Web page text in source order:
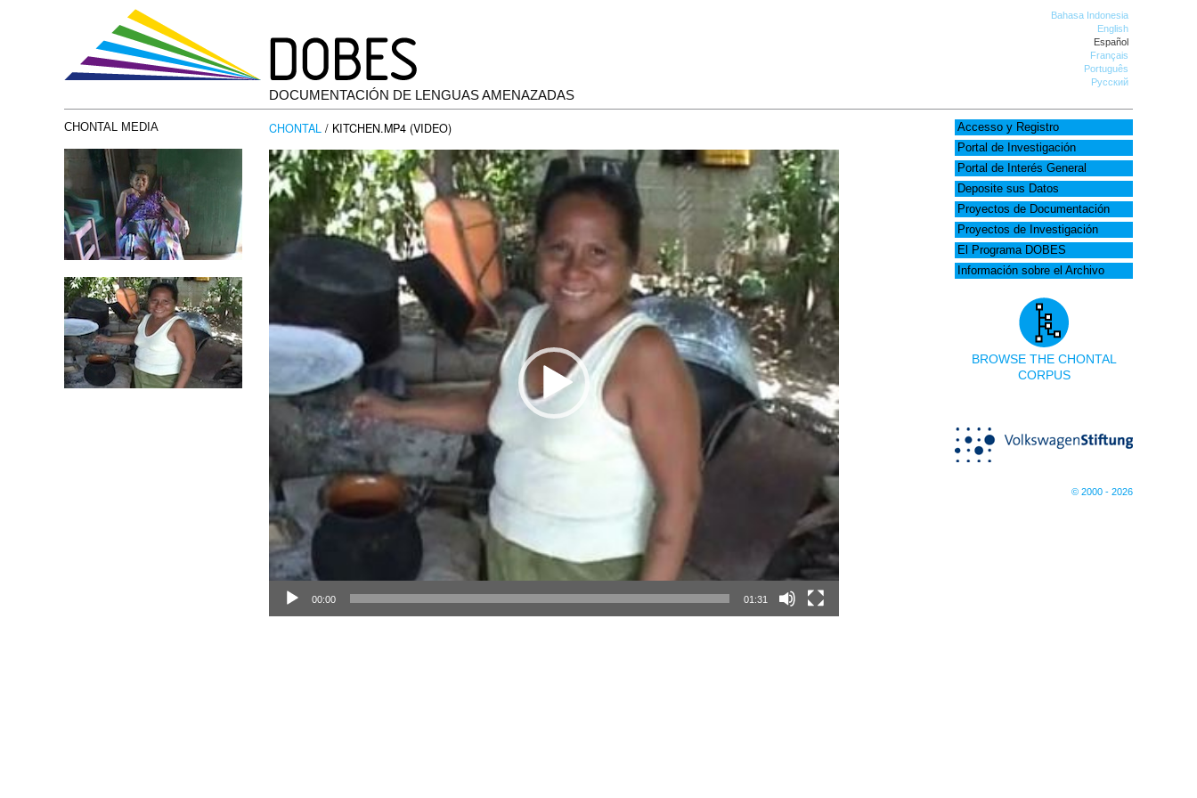
Bahasa Indonesia
English
Español
Français
Português
Русский
DOCUMENTACIÓN DE LENGUAS AMENAZADAS
CHONTAL MEDIA
Accesso y Registro
Portal de Investigación
Portal de Interés General
Deposite sus Datos
Proyectos de Documentación
Proyectos de Investigación
El Programa DOBES
Información sobre el Archivo
BROWSE THE CHONTAL
CORPUS
© 2000 - 2026
CHONTAL / KITCHEN.MP4 (VIDEO)
Reproductor
de
vídeo
00:00 01:31